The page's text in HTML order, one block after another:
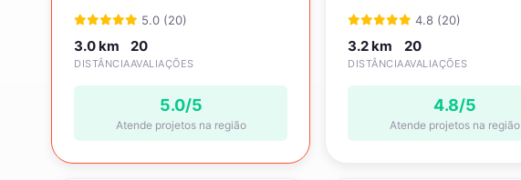
5.0 (20)
3.0 km
DISTÂNCIA
20
AVALIAÇÕES
5.0/5
Atende projetos na região
4.8 (20)
3.2 km
DISTÂNCIA
20
AVALIAÇÕES
4.8/5
Atende projetos na região